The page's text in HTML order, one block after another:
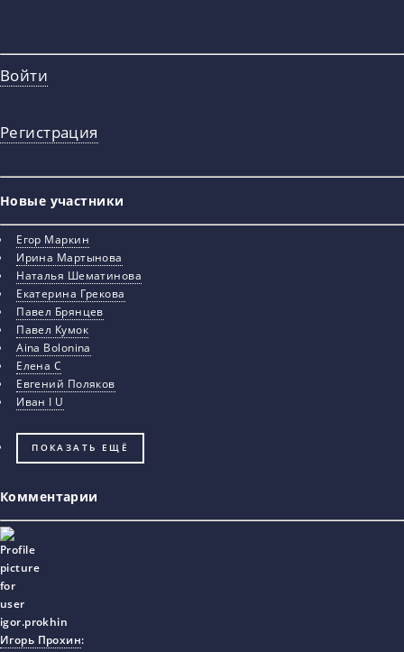
Войти
Регистрация
Новые участники
Егор Маркин
Ирина Мартынова
Наталья Шематинова
Екатерина Грекова
Павел Брянцев
Павел Кумок
Aina Bolonina
Елена С
Евгений Поляков
Иван I U
ПОКАЗАТЬ ЕЩЁ
Комментарии
Игорь Прохин: